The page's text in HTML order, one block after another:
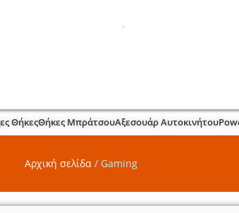
ΘήκεςΘήκες ΜπράτσουΑξεσουάρ Αυτοκινήτου
Αρχική σελίδα / Gaming